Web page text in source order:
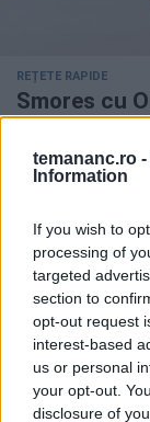
temananc.ro -
Information
If you wish to
processing of
targeted
section to
opt-out request
interest-based
us or personal
your opt-out.
disclosure of
REȚETE RAPIDE
Smores cu